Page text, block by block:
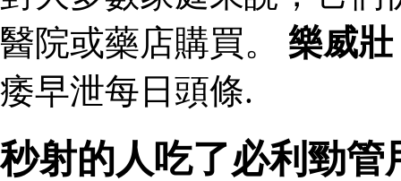
醫院或藥店購買。 樂威壯
痿早泄每日頭條.
秒射的人吃了必利勁